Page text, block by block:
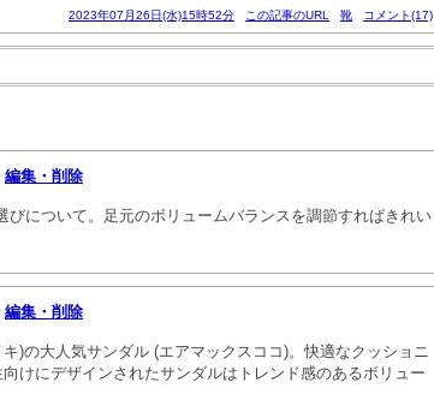
2023年07月26日(水)15時52分 この記事のURL 靴 コメント(17)
編集・削除
について。足元のボリュームバランスを調節すればきれい
編集・削除
)の大人気サンダル (エアマックスココ)。快適なクッショニ
けにデザインされたサンダルはトレンド感のあるボリュー